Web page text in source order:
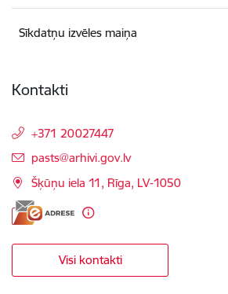
Sīkdatņu izvēles maiņa
Kontakti
+371 20027447
E-pasts:
pasts@arhivi.gov.lv
Šķūņu iela 11, Rīga, LV-1050
Visi kontakti